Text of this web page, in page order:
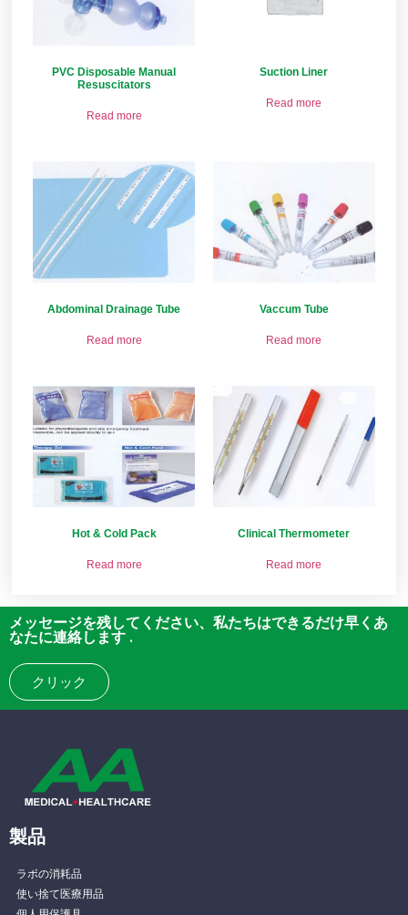
PVC Disposable Manual
Resuscitators
Read more
Suction Liner
Read more
Abdominal Drainage Tube
Read more
Vaccum Tube
Read more
Hot & Cold Pack
Read more
Clinical Thermometer
Read more
メッセージを残してください、私たちはできるだけ早くあ
なたに連絡します .
クリック
製品
ラボの消耗品
使い捨て医療用品